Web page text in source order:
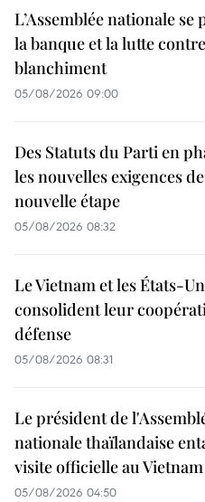
L’Assemblée nationale se
la banque et la lutte
blanchiment
05/08/2026 09:00
Des Statuts du Parti en
les nouvelles exigences
nouvelle étape
05/08/2026 08:32
Le Vietnam et les États-
consolident leur
défense
05/08/2026 08:31
Le président de
nationale thaïlandaise
visite officielle au Vietnam
05/08/2026 04:50